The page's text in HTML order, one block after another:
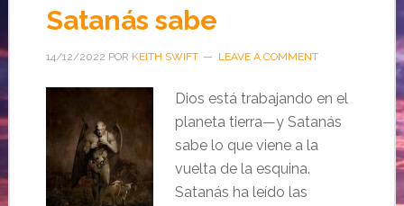
Satanás sabe
14/12/2022 POR KEITH SWIFT LEAVE A COMMENT
Dios está trabajando en el
planeta tierra—y Satanás
sabe lo que viene a la
vuelta de la esquina.
Satanás ha leído las